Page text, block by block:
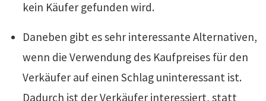
kein Käufer gefunden wird.
Daneben gibt es sehr interessante Alternativen,
wenn die Verwendung des Kaufpreises für den
Verkäufer auf einen Schlag uninteressant ist.
Dadurch ist der Verkäufer interessiert, statt